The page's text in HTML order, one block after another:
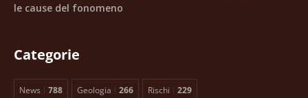
le cause del fonomeno
Categorie
News 788 Geologia 266 Rischi 229